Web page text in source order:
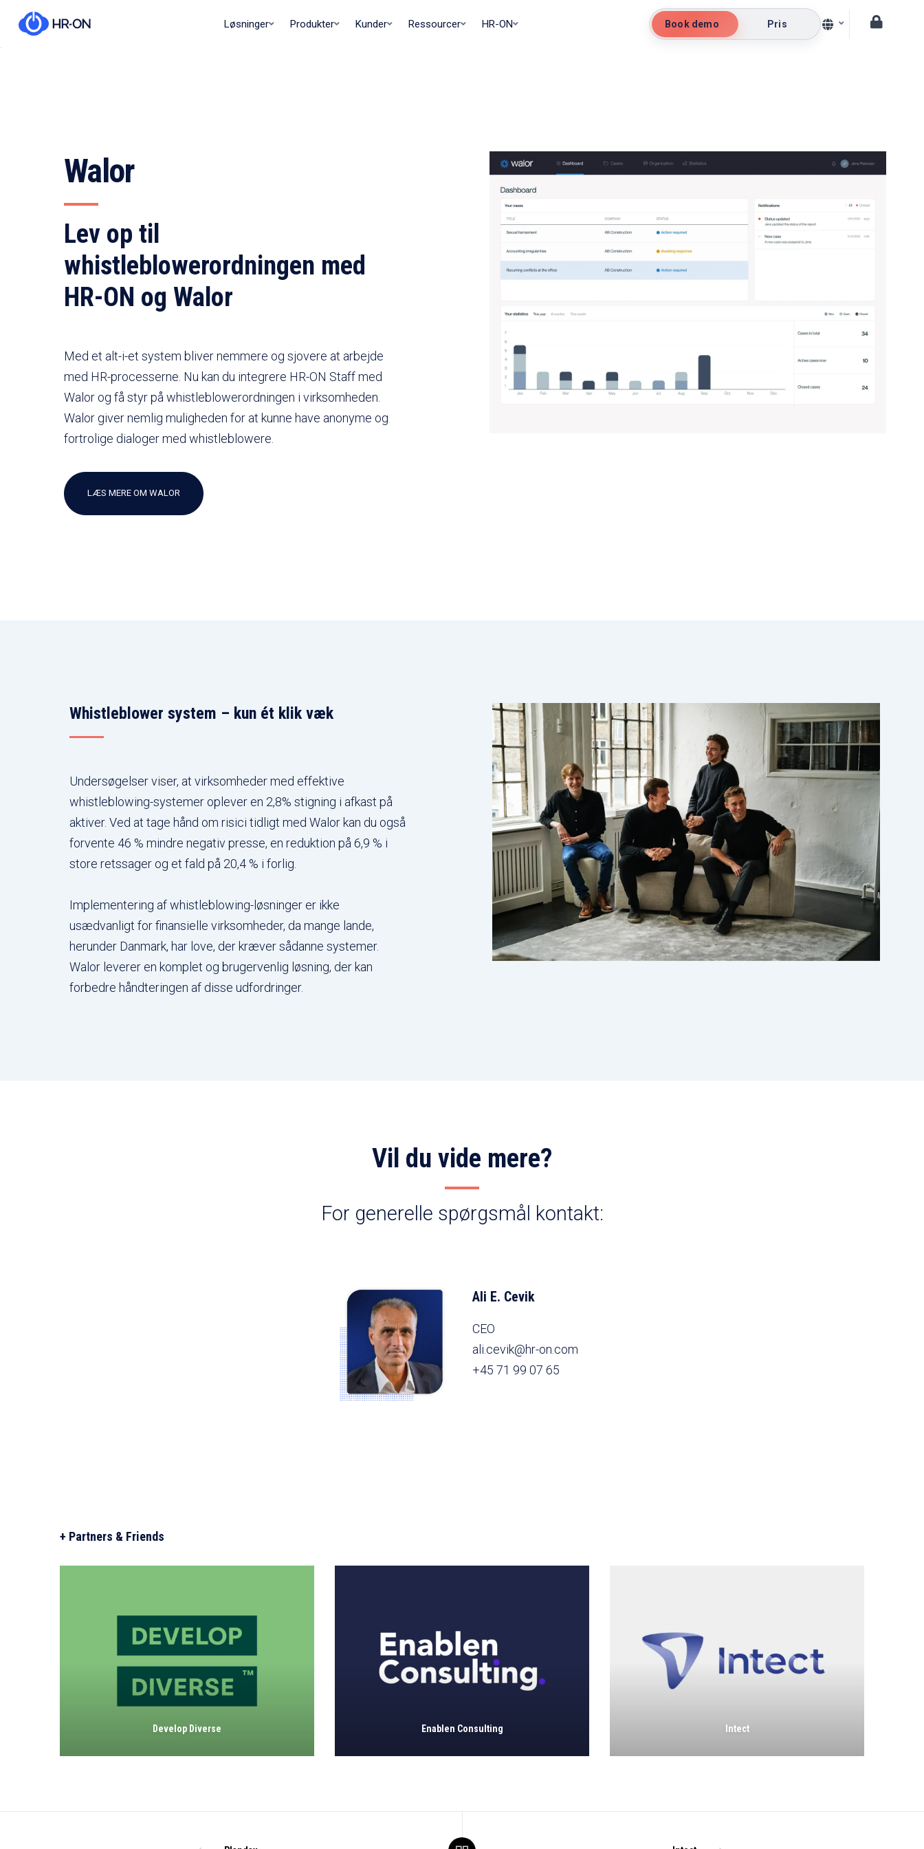
Løsninger Produkter Kunder Ressourcer HR-ON Book demo Pris
Walor
Lev op til
whistleblowerordningen med
HR-ON og Walor
Med et alt-i-et system bliver nemmere og sjovere at arbejde
med HR-processerne. Nu kan du integrere HR-ON Staff med
Walor og få styr på whistleblowerordningen i virksomheden.
Walor giver nemlig muligheden for at kunne have anonyme og
fortrolige dialoger med whistleblowere.
LÆS MERE OM WALOR
Whistleblower system – kun ét klik væk
Undersøgelser viser, at virksomheder med effektive
whistleblowing-systemer oplever en 2,8% stigning i afkast på
aktiver. Ved at tage hånd om risici tidligt med Walor kan du også
forvente 46 % mindre negativ presse, en reduktion på 6,9 % i
store retssager og et fald på 20,4 % i forlig.
Implementering af whistleblowing-løsninger er ikke
usædvanligt for finansielle virksomheder, da mange lande,
herunder Danmark, har love, der kræver sådanne systemer.
Walor leverer en komplet og brugervenlig løsning, der kan
forbedre håndteringen af disse udfordringer.
Vil du vide mere?
For generelle spørgsmål kontakt:
Ali E. Cevik
CEO
ali.cevik@hr-on.com
+45 71 99 07 65
+ Partners & Friends
Develop Diverse Enablen Consulting Intect